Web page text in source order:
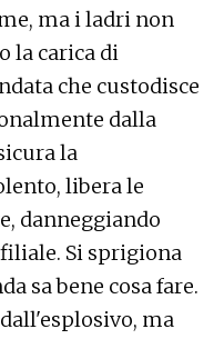
ma i ladri non
la carica di
che custodisce
dalla
la
libera le
danneggiando
Si sprigiona
sa bene cosa fare.
ma